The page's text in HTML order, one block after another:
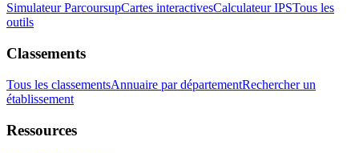
Simulateur ParcoursupCartes interactivesCalculateur IPSTous les
outils
Classements
Tous les classementsAnnuaire par départementRechercher un
établissement
Ressources